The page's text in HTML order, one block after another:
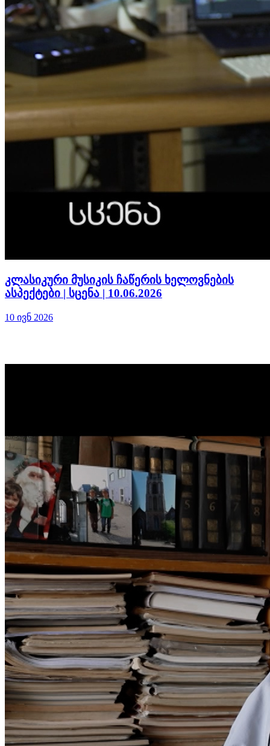
კლასიკური მუსიკის ჩაწერის ხელოვნების
ასპექტები | სცენა | 10.06.2026
10 ივნ 2026